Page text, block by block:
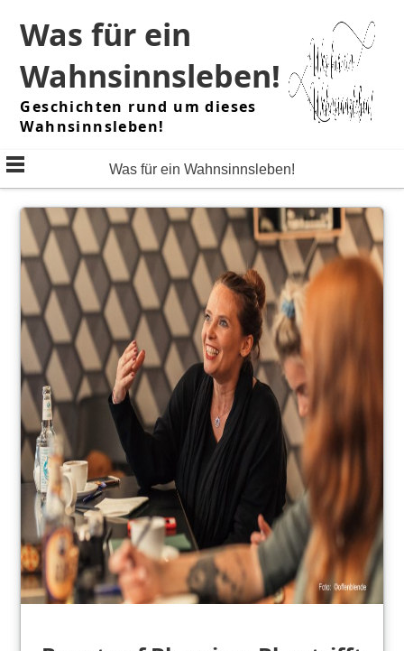
content
Was für ein
Wahnsinnsleben!
Geschichten rund um dieses
Wahnsinnsleben!
Was für ein Wahnsinnsleben!